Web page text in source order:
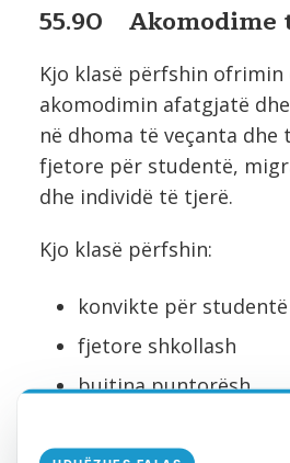
55.90 Akomodime
Kjo klasë përfshin ofrimin
akomodimin afatgjatë
në dhoma të veçanta dhe
fjetore për studentë,
dhe individë të tjerë.
Kjo klasë përfshin:
konvikte për studentë
fjetore shkollash
bujtina puntorësh